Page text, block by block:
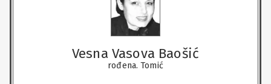
Vesna Vasova Baošić
rođena. Tomić